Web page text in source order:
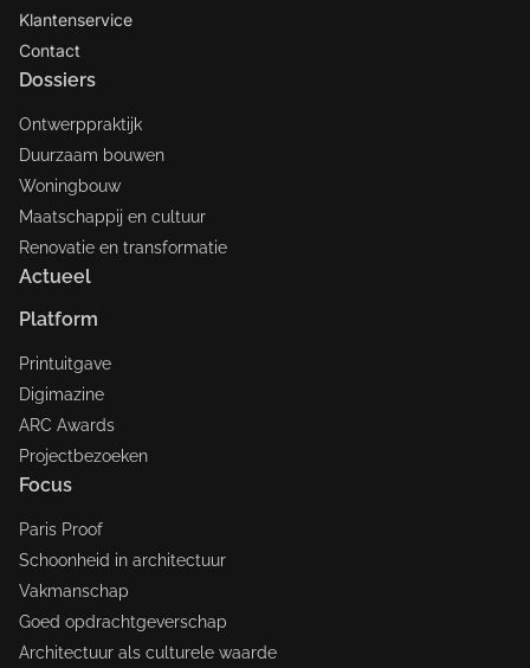
Klantenservice
Contact
Dossiers
Ontwerppraktijk
Duurzaam bouwen
Woningbouw
Maatschappij en cultuur
Renovatie en transformatie
Actueel
Platform
Printuitgave
Digimazine
ARC Awards
Projectbezoeken
Focus
Paris Proof
Schoonheid in architectuur
Vakmanschap
Goed opdrachtgeverschap
Architectuur als culturele waarde